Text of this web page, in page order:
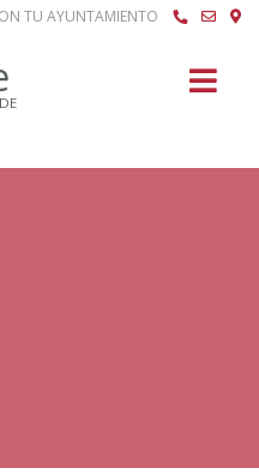
TU AYUNTAMIENTO